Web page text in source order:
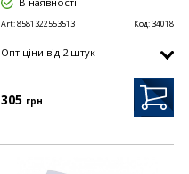
Art:8581322553513 Код: 34018
Опт цiни від 2 штук
305 грн